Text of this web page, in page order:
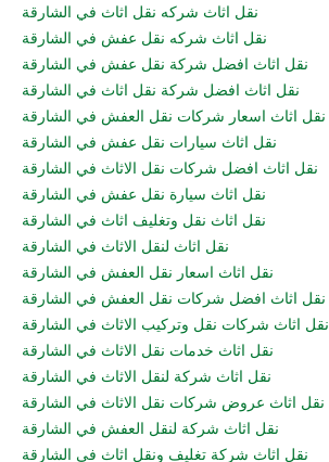
نقل اثاث شركه نقل اثاث في الشارقة
نقل اثاث شركه نقل عفش في الشارقة
نقل اثاث افضل شركة نقل عفش في الشارقة
نقل اثاث افضل شركة نقل اثاث في الشارقة
نقل اثاث اسعار شركات نقل العفش في الشارقة
نقل اثاث سيارات نقل عفش في الشارقة
نقل اثاث افضل شركات نقل الاثاث في الشارقة
نقل اثاث سيارة نقل عفش في الشارقة
نقل اثاث نقل وتغليف اثاث في الشارقة
نقل اثاث لنقل الاثاث في الشارقة
نقل اثاث اسعار نقل العفش في الشارقة
نقل اثاث افضل شركات نقل العفش في الشارقة
نقل اثاث شركات نقل وتركيب الاثاث في الشارقة
نقل اثاث خدمات نقل الاثاث في الشارقة
نقل اثاث شركة لنقل الاثاث في الشارقة
نقل اثاث عروض شركات نقل الاثاث في الشارقة
نقل اثاث شركة لنقل العفش في الشارقة
نقل اثاث شركة تغليف ونقل اثاث في الشارقة